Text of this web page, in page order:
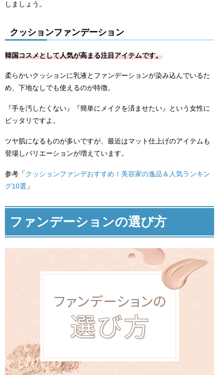
しましょう。
クッションファンデーション
韓国コスメとして人気が高まる注目アイテムです。
柔らかいクッションに乳液とファンデーションが染み込んでいるた
め、下地なしでも使えるのが特徴。
『手を汚したくない』『簡単にメイクを済ませたい』という女性に
ピッタリですよ。
ツヤ肌になるものが多いですが、最近はマット仕上げのアイテムも
登場しバリエーションが増えています。
参考「クッションファンデおすすめ！美容家の逸品＆人気ランキン
グ10選 」
ファンデーションの選び方